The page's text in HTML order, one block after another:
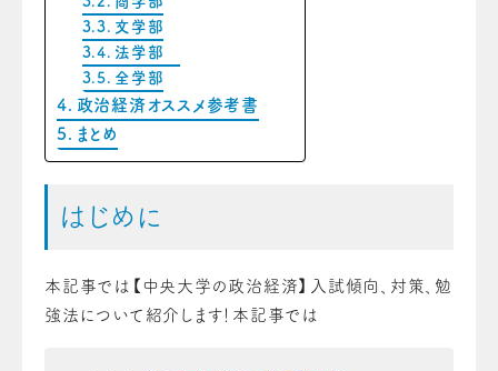
文学部
法学部
全学部
政治経済オススメ参考書
まとめ
はじめに
本記事では【中央大学の政治経済】入試傾向、対策、勉
強法について紹介します！ 本記事では